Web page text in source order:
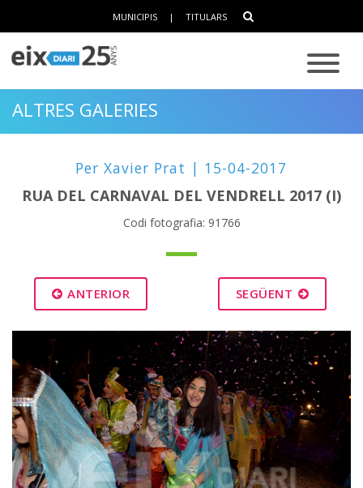
MUNICIPIS | TITULARS
ALTRES GALERIES
Per Xavier Prat | 15-04-2017
RUA DEL CARNAVAL DEL VENDRELL 2017 (I)
Codi fotografia: 91766
ANTERIOR SEGÜENT